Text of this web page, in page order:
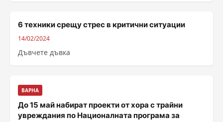
6 техники срещу стрес в критични ситуации
14/02/2024
Дъвчете дъвка
ВАРНА
До 15 май набират проекти от хора с трайни
увреждания по Националната програма за